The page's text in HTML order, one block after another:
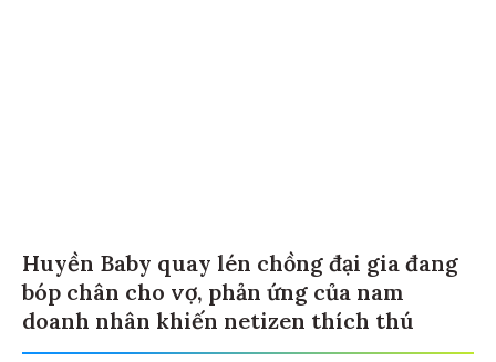
Huyền Baby quay lén chồng đại gia đang
bóp chân cho vợ, phản ứng của nam
doanh nhân khiến netizen thích thú